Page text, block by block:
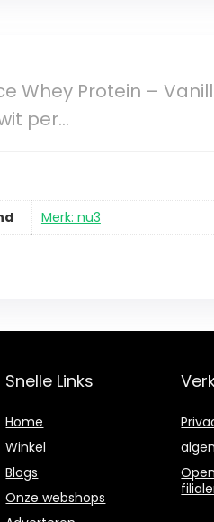
Whey Protein –
per…
Merk: nu3
Snelle Links
Home
Winkel
Blogs
Onze webshops